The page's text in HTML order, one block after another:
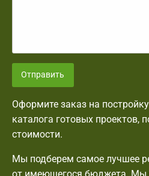
Отправить
Оформите заказ на
каталога готовых проектов,
стоимости.
Мы подберем самое лучшее